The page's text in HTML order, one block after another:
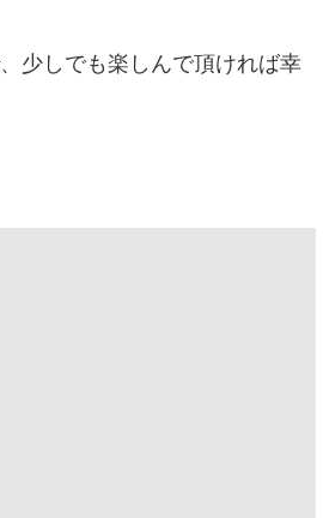
少しでも楽しんで頂ければ幸